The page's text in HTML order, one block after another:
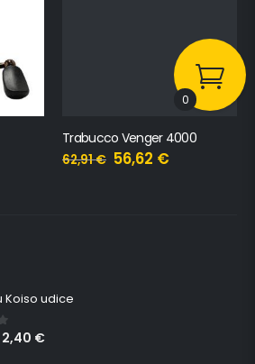
Trabucco Venger 4000
62,91€ 56,62 €
Koiso udice
5
2,40 €
0